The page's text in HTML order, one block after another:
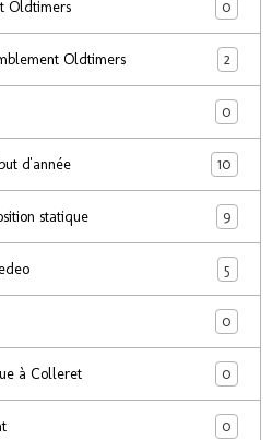
Oldtimers 0
Oldtimers 2
0
d'année 10
statique 9
5
0
à Colleret 0
0